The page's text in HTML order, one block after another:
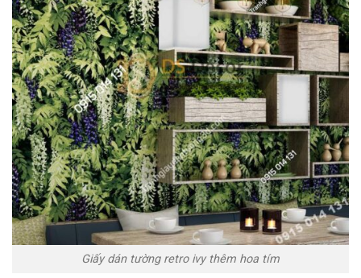
Giấy dán tường retro ivy thêm hoa tím